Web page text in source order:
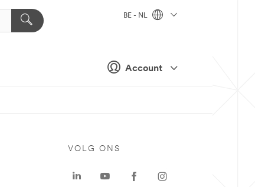
Account
BE - NL
VOLG ONS